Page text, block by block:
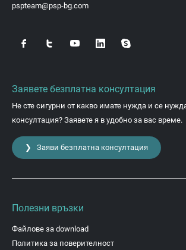
pspteam@psp-bg.com
Заявете безплатна консултация
Не сте сигурни от какво имате нужда и се
консултация? Заявете я в удобно за вас време.
❯ Заяви безплатна консултация
Полезни връзки
Файлове за download
Политика за поверителност